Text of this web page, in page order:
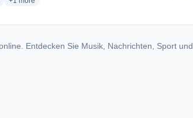
Entdecken Sie Musik, Nachrichten, Sport und